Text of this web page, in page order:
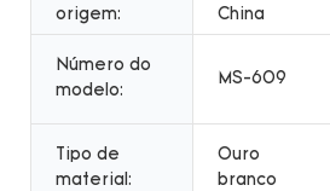
origem:
China
Número do
modelo:
MS-609
Tipo de
material:
Ouro
branco